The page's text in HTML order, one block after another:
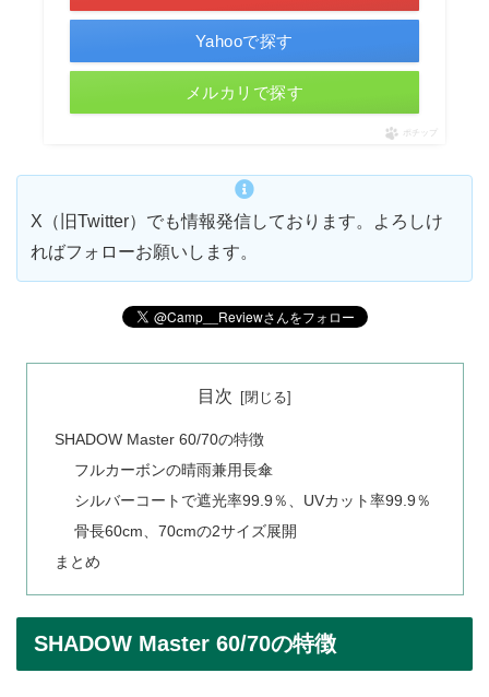
Yahooで探す
メルカリで探す
ポチップ
X（旧Twitter）でも情報発信しております。よろしけ
ればフォローお願いします。
目次
SHADOW Master 60/70の特徴
フルカーボンの晴雨兼用長傘
シルバーコートで遮光率99.9％、UVカット率99.9％
骨長60cm、70cmの2サイズ展開
まとめ
SHADOW Master 60/70の特徴